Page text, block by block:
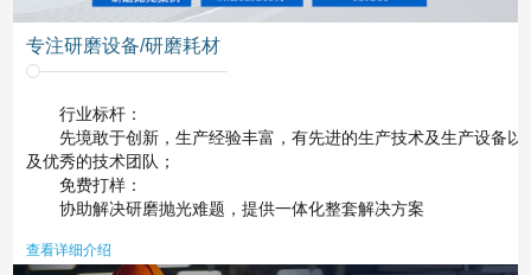
专注研磨设备/研磨耗材
行业标杆：
先境敢于创新，生产经验丰富，有先进的生产技术及生产设备以
及优秀的技术团队；
免费打样：
协助解决研磨抛光难题，提供一体化整套解决方案
查看详细介绍